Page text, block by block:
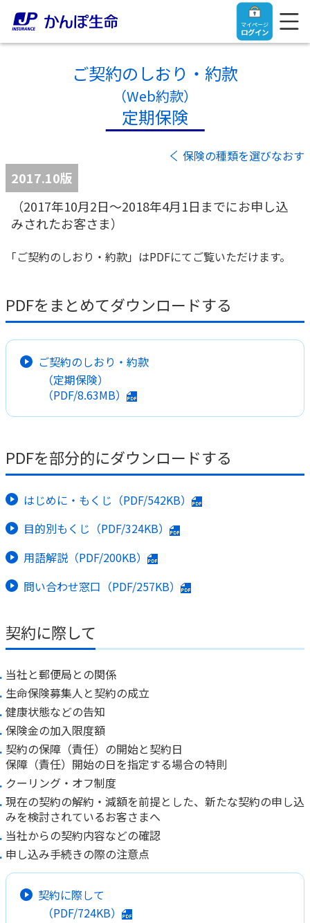
マイページ
ログイン
ご契約者さま
ご契約者さま
お手続き一覧
マイページでできること
ログイン
ご契約内容の確認
お客さまに関する情報等の確認の取り組み
各種サービス・お知らせ
かんぽプラチナライフサービス
ご契約のしおり・約款（Web約款）
保険用語集
お問い合わせ
保険をご検討中のお客さま
保険をご検討中のお客さま
終身保険
養老保険
定期保険
学資保険
資料請求
保険の探し方のポイント
これからのライフイベントでかかる費用とは？
ご契約手続きの流れ
保険料のお払込方法
保険用語集
お問い合わせ
法人のお客さま
ちら
目的から探す
お役立ち情報
かんぽ生命の団体取扱い
かんぽのLifeサポートナビ
保険
お金
子育て
ライフプラン
健康情報
かんぽアプリ～かんぽの健康と安心を手のひらに～
すこやか健康ラボ
ラジオ体操・みんなの体操
ラジオ体操ポータルサイト
かんぽ生命について
ご挨拶
会社概要
財務情報
株主・投資家のみなさまへ
採用情報
かんぽブランド
かんぽ生命のサステナビリティ
お客さまの声／お客さまサービス向上の取組み
よくあるご質問
お問い合わせ
サステナビリティ
株主・投資家のみなさまへ
English
ご契約のしおり・約款
（Web約款）
定期保険
保険の種類を選びなおす
2017.10版
（2017年10月2日～2018年4月1日までにお申し込
みされたお客さま）
「ご契約のしおり・約款」はPDFにてご覧いただけます。
PDFをまとめてダウンロードする
ご契約のしおり・約款
（定期保険）
（PDF/8.63MB）
PDFを部分的にダウンロードする
はじめに・もくじ（PDF/542KB）
目的別もくじ（PDF/324KB）
用語解説（PDF/200KB）
問い合わせ窓口（PDF/257KB）
契約に際して
当社と郵便局との関係
生命保険募集人と契約の成立
健康状態などの告知
保険金の加入限度額
契約の保障（責任）の開始と契約日
保障（責任）開始の日を指定する場合の特則
クーリング・オフ制度
現在の契約の解約・減額を前提とした、新たな契約の申し込
みを検討されているお客さまへ
当社からの契約内容などの確認
申し込み手続きの際の注意点
契約に際して
（PDF/724KB）